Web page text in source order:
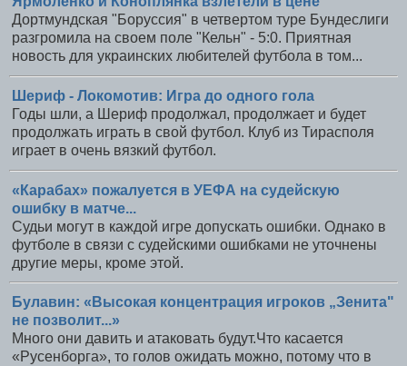
Дортмундская "Боруссия" в четвертом туре Бундеслиги
разгромила на своем поле "Кельн" - 5:0. Приятная
новость для украинских любителей футбола в том...
Шериф - Локомотив: Игра до одного гола
Годы шли, а Шериф продолжал, продолжает и будет
продолжать играть в свой футбол. Клуб из Тирасполя
играет в очень вязкий футбол.
«Карабах» пожалуется в УЕФА на судейскую
ошибку в матче...
Судьи могут в каждой игре допускать ошибки. Однако в
футболе в связи с судейскими ошибками не уточнены
другие меры, кроме этой.
Булавин: «Высокая концентрация игроков „Зенита"
не позволит...»
Много они давить и атаковать будут.Что касается
«Русенборга», то голов ожидать можно, потому что в